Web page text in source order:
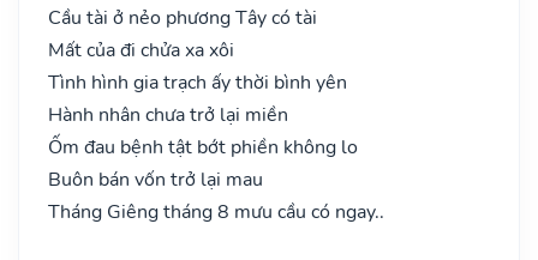
Cầu tài ở nẻo phương Tây có tài
Mất của đi chửa xa xôi
Tình hình gia trạch ấy thời bình yên
Hành nhân chưa trở lại miền
Ốm đau bệnh tật bớt phiền không lo
Buôn bán vốn trở lại mau
Tháng Giêng tháng 8 mưu cầu có ngay..